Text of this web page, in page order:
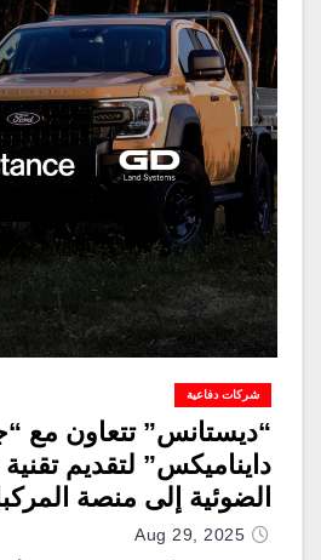
شركات دفاعية
“ديستانس” تتعاون مع
دايناميكس” لتقديم
الضوئية إلى منصة
Aug 29, 2025